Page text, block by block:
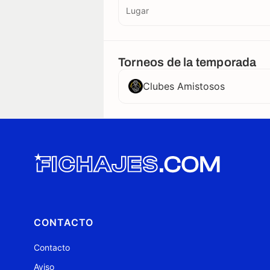
Lugar
Torneos de la temporada
Clubes Amistosos
CONTACTO
Contacto
Aviso